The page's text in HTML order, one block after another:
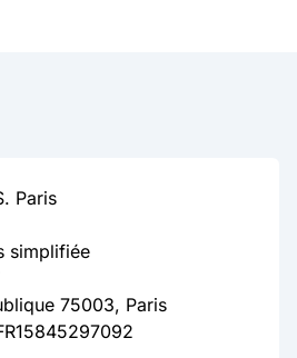
Paris
simplifiée
75003, Paris